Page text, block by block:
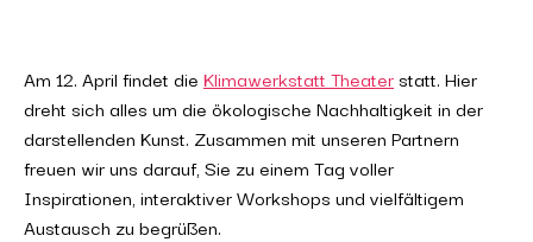
Am 12. April findet die Klimawerkstatt Theaterstatt. Hier
dreht sich alles um die ökologische Nachhaltigkeit in der
darstellenden Kunst. Zusammen mit unseren Partnern
freuen wir uns darauf, Sie zu einem Tag voller
Inspirationen, interaktiver Workshops und vielfältigem
Austausch zu begrüßen.